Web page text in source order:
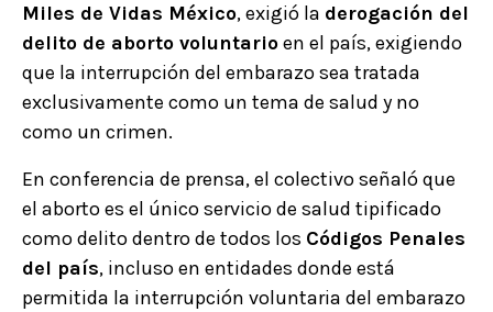
Miles de Vidas México, exigió la derogación del
delito de aborto voluntarioen el país, exigiendo
que la interrupción del embarazo sea tratada
exclusivamente como un tema de salud y no
como un crimen.
En conferencia de prensa, el colectivo señaló que
el aborto es el único servicio de salud tipificado
como delito dentro de todos los Códigos Penales
del país, incluso en entidades donde está
permitida la interrupción voluntaria del embarazo